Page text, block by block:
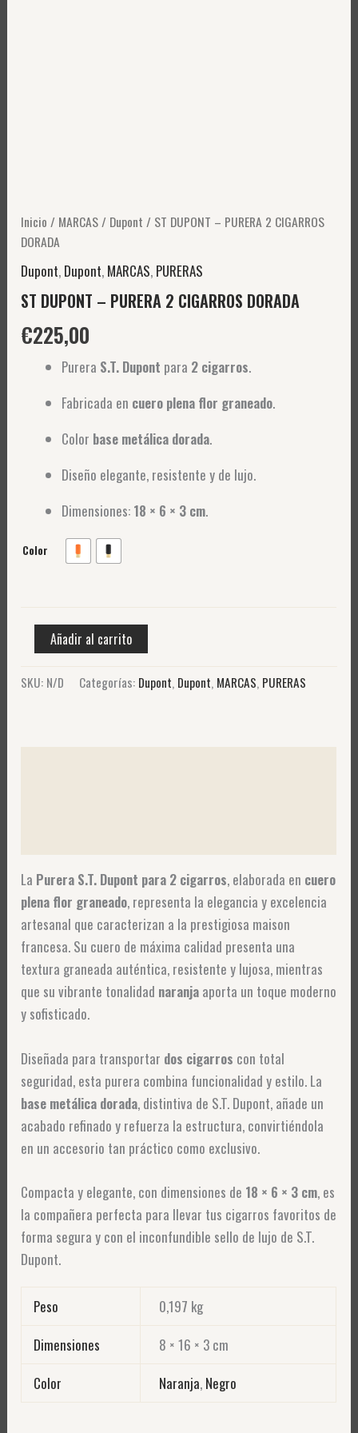
Inicio / MARCAS / Dupont / ST DUPONT – PURERA 2 CIGARROS
DORADA
Dupont, Dupont, MARCAS, PURERAS
ST DUPONT – PURERA 2 CIGARROS DORADA
€225,00
Purera S.T. Dupont para 2 cigarros.
Fabricada en cuero plena flor graneado.
Color base metálica dorada.
Diseño elegante, resistente y de lujo.
Dimensiones: 18 × 6 × 3 cm.
Color
Añadir al carrito
SKU: N/D Categorías: Dupont, Dupont, MARCAS, PURERAS
La Purera S.T. Dupont para 2 cigarros, elaborada en cuero
plena flor graneado, representa la elegancia y excelencia
artesanal que caracterizan a la prestigiosa maison
francesa. Su cuero de máxima calidad presenta una
textura graneada auténtica, resistente y lujosa, mientras
que su vibrante tonalidad naranja aporta un toque moderno
y sofisticado.
Diseñada para transportar dos cigarros con total
seguridad, esta purera combina funcionalidad y estilo. La
base metálica dorada, distintiva de S.T. Dupont, añade un
acabado refinado y refuerza la estructura, convirtiéndola
en un accesorio tan práctico como exclusivo.
Compacta y elegante, con dimensiones de 18 × 6 × 3 cm, es
la compañera perfecta para llevar tus cigarros favoritos de
forma segura y con el inconfundible sello de lujo de S.T.
Dupont.
Peso
0,197 kg
Dimensiones
8 × 16 × 3 cm
Color
Naranja, Negro